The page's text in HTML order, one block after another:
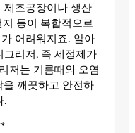
제조공장이나 생산
등이 복합적으로
어려워지죠. 알아
그리저, 즉 세정제가
저는 기름때와 오염
을 깨끗하고 안전하
.